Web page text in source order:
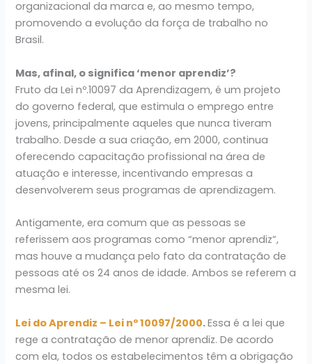
organizacional da marca e, ao mesmo tempo,
promovendo a evolução da força de trabalho no
Brasil.
Mas, afinal, o significa ‘menor aprendiz’?
Fruto da Lei nº.10097 da Aprendizagem, é um projeto
do governo federal, que estimula o emprego entre
jovens, principalmente aqueles que nunca tiveram
trabalho. Desde a sua criação, em 2000, continua
oferecendo capacitação profissional na área de
atuação e interesse, incentivando empresas a
desenvolverem seus programas de aprendizagem.
Antigamente, era comum que as pessoas se
referissem aos programas como “menor aprendiz”,
mas houve a mudança pelo fato da contratação de
pessoas até os 24 anos de idade. Ambos se referem a
mesma lei.
Lei do Aprendiz – Lei nº 10097/2000.Essa é a lei que
rege a contratação de menor aprendiz. De acordo
com ela, todos os estabelecimentos têm a obrigação